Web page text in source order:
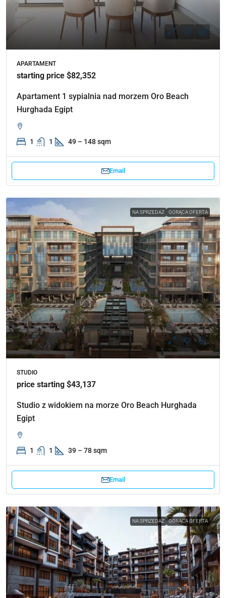
APARTAMENT
starting price $82,352
Apartament 1 sypialnia nad morzem Oro Beach
Hurghada Egipt
1 1 49 – 148 sqm
Email
NA SPRZEDAŻ GORĄCA OFERTA
STUDIO
price starting $43,137
Studio z widokiem na morze Oro Beach Hurghada
Egipt
1 1 39 – 78 sqm
Email
NA SPRZEDAŻ GORĄCA OFERTA